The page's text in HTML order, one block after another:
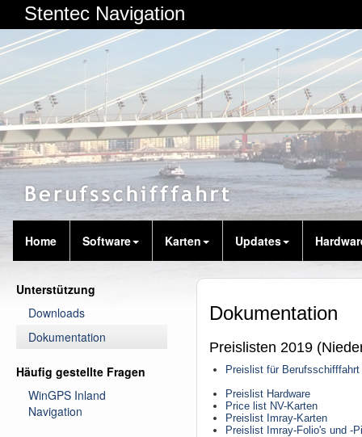
Stentec Navigation
Home Software Karten Updates
Dokumentation
Preislisten 2019
Preislist für Berufsschifffahrt
Preislist Hardware
Price list NV-Karten
Preislist Imray-Karten
Preislist Imray-Folio's und -
Unterstützung
Downloads
Dokumentation
Häufig gestellte Fragen
WinGPS Inland
Navigation